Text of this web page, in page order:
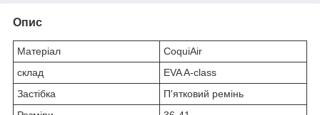
Опис
Матеріал
CoquiAir
склад
EVA A-class
Застібка
П'ятковий ремінь